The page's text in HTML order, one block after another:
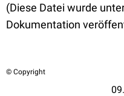
(Diese Datei wurde
Dokumentation
© Copyright